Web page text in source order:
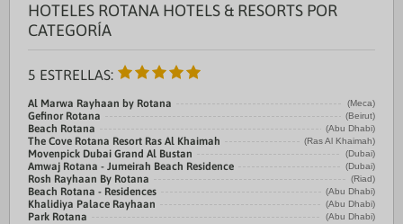
HOTELES ROTANA HOTELS & RESORTS POR
CATEGORÍA
5 ESTRELLAS:
Al Marwa Rayhaan by Rotana (Meca)
Gefinor Rotana (Beirut)
Beach Rotana (Abu Dhabi)
The Cove Rotana Resort Ras Al Khaimah (Ras Al Khaimah)
Movenpick Dubai Grand Al Bustan (Dubai)
Amwaj Rotana - Jumeirah Beach Residence (Dubai)
Rosh Rayhaan By Rotana (Riad)
Beach Rotana - Residences (Abu Dhabi)
Khalidiya Palace Rayhaan (Abu Dhabi)
Park Rotana (Abu Dhabi)